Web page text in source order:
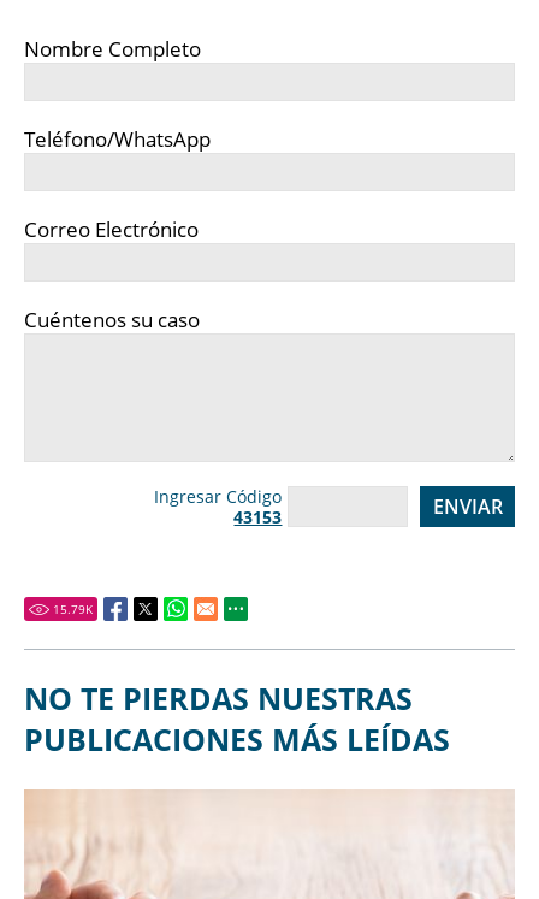
Nombre Completo
Teléfono/WhatsApp
Correo Electrónico
Cuéntenos su caso
Ingresar Código
43153
15.79K
NO TE PIERDAS NUESTRAS
PUBLICACIONES MÁS LEÍDAS